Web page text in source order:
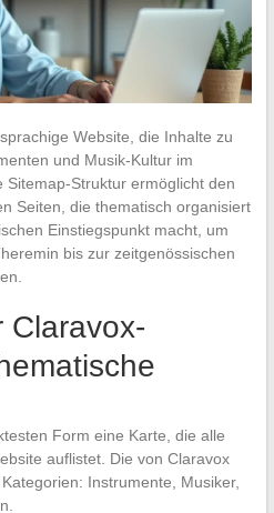
Website, die Inhalte zu
und Musik-Kultur im
Struktur ermöglicht den
Seiten, die thematisch organisiert
Einstiegspunkt macht, um
bis zur zeitgenössischen
Claravox-
Form eine Karte, die alle
auflistet. Die von Claravox
Instrumente, Musiker,